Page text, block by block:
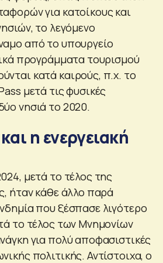
για κατοίκους και
το λεγόμενο
από το υπουργείο
προγράμματα τουρισμού
κατά καιρούς, π.χ. το
μετά τις φυσικές
νησιά το 2020.
η ενεργειακή
μετά το τέλος της
ήταν κάθε άλλο παρά
που ξέσπασε λιγότερο
το τέλος των Μνημονίων
για πολύ αποφασιστικές
πολιτικής. Αντίστοιχα, ο